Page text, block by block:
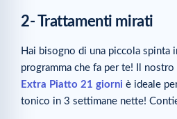
2- Trattamenti mirati
Hai bisogno di una piccola spinta
programma che fa per te! Il nostro
Extra Piatto 21 giorni è ideale
tonico in 3 settimane nette!